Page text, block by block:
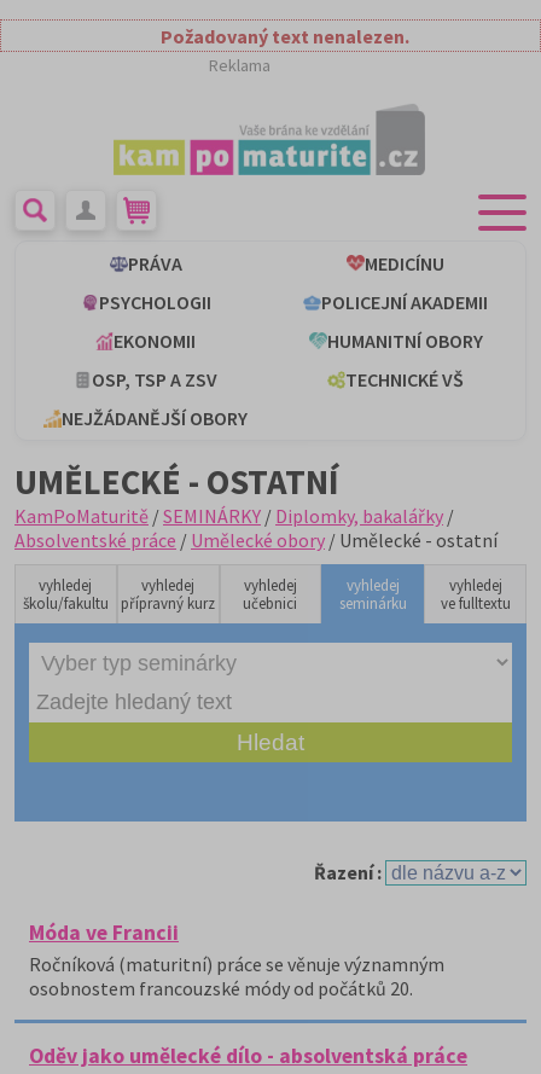
Požadovaný text nenalezen.
Reklama
PRÁVA
MEDICÍNU
PSYCHOLOGII
POLICEJNÍ AKADEMII
EKONOMII
HUMANITNÍ OBORY
OSP, TSP A ZSV
TECHNICKÉ VŠ
NEJŽÁDANĚJŠÍ OBORY
UMĚLECKÉ - OSTATNÍ
KamPoMaturitě /SEMINÁRKY / Diplomky, bakalářky /
Absolventské práce / Umělecké obory / Umělecké - ostatní
vyhledej
školu/fakultu
vyhledej
přípravný kurz
vyhledej
učebnici
vyhledej
seminárku
vyhledej
ve fulltextu
Řazení :
Móda ve Francii
Ročníková (maturitní) práce se věnuje významným
osobnostem francouzské módy od počátků 20.
Oděv jako umělecké dílo - absolventská práce